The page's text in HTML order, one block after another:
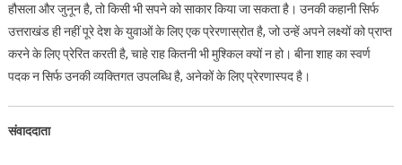
हौसला और जुनून है, तो किसी भी सपने को साकार किया जा सकता है। उनकी कहानी सिर्फ
उत्तराखंड ही नहीं पूरे देश के युवाओं के लिए एक प्रेरणास्रोत है, जो उन्हें अपने लक्ष्यों को प्राप्त
करने के लिए प्रेरित करती है, चाहे राह कितनी भी मुश्किल क्यों न हो। बीना शाह का स्वर्ण
पदक न सिर्फ उनकी व्यक्तिगत उपलब्धि है, अनेकों के लिए प्रेरणास्पद है।
संवाददाता